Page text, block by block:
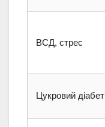
ВСД, стрес
Цукровий діабет